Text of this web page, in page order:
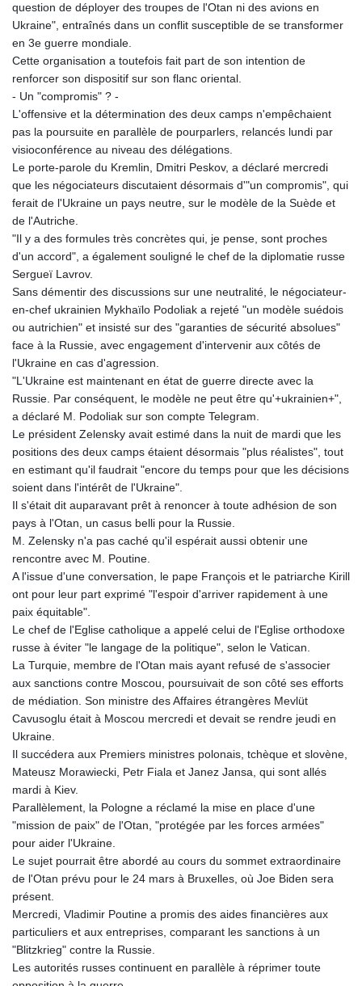
question de déployer des troupes de l'Otan ni des avions en
Ukraine", entraînés dans un conflit susceptible de se transformer
en 3e guerre mondiale.
Cette organisation a toutefois fait part de son intention de
renforcer son dispositif sur son flanc oriental.
- Un "compromis" ? -
L'offensive et la détermination des deux camps n'empêchaient
pas la poursuite en parallèle de pourparlers, relancés lundi par
visioconférence au niveau des délégations.
Le porte-parole du Kremlin, Dmitri Peskov, a déclaré mercredi
que les négociateurs discutaient désormais d'"un compromis", qui
ferait de l'Ukraine un pays neutre, sur le modèle de la Suède et
de l'Autriche.
"Il y a des formules très concrètes qui, je pense, sont proches
d'un accord", a également souligné le chef de la diplomatie russe
Sergueï Lavrov.
Sans démentir des discussions sur une neutralité, le négociateur-
en-chef ukrainien Mykhaïlo Podoliak a rejeté "un modèle suédois
ou autrichien" et insisté sur des "garanties de sécurité absolues"
face à la Russie, avec engagement d'intervenir aux côtés de
l'Ukraine en cas d'agression.
"L'Ukraine est maintenant en état de guerre directe avec la
Russie. Par conséquent, le modèle ne peut être qu'+ukrainien+",
a déclaré M. Podoliak sur son compte Telegram.
Le président Zelensky avait estimé dans la nuit de mardi que les
positions des deux camps étaient désormais "plus réalistes", tout
en estimant qu'il faudrait "encore du temps pour que les décisions
soient dans l'intérêt de l'Ukraine".
Il s'était dit auparavant prêt à renoncer à toute adhésion de son
pays à l'Otan, un casus belli pour la Russie.
M. Zelensky n'a pas caché qu'il espérait aussi obtenir une
rencontre avec M. Poutine.
A l'issue d'une conversation, le pape François et le patriarche Kirill
ont pour leur part exprimé "l'espoir d'arriver rapidement à une
paix équitable".
Le chef de l'Eglise catholique a appelé celui de l'Eglise orthodoxe
russe à éviter "le langage de la politique", selon le Vatican.
La Turquie, membre de l'Otan mais ayant refusé de s'associer
aux sanctions contre Moscou, poursuivait de son côté ses efforts
de médiation. Son ministre des Affaires étrangères Mevlüt
Cavusoglu était à Moscou mercredi et devait se rendre jeudi en
Ukraine.
Il succédera aux Premiers ministres polonais, tchèque et slovène,
Mateusz Morawiecki, Petr Fiala et Janez Jansa, qui sont allés
mardi à Kiev.
Parallèlement, la Pologne a réclamé la mise en place d'une
"mission de paix" de l'Otan, "protégée par les forces armées"
pour aider l'Ukraine.
Le sujet pourrait être abordé au cours du sommet extraordinaire
de l'Otan prévu pour le 24 mars à Bruxelles, où Joe Biden sera
présent.
Mercredi, Vladimir Poutine a promis des aides financières aux
particuliers et aux entreprises, comparant les sanctions à un
"Blitzkrieg" contre la Russie.
Les autorités russes continuent en parallèle à réprimer toute